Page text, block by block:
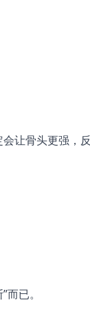
让骨头更强，
已。